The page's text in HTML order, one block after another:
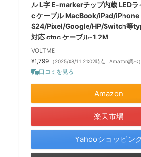
ル L字 E-markerチップ内蔵 LED
c ケーブル MacBook/iPad/
S24/Pixel/Google/HP/Switch等
対応 ctoc ケーブル-1.2M
VOLTME
¥1,799
（2025/08/11 21:02時点 | Amazon調べ）
口コミを見る
Amazon
楽天市場
Yahooショッピン